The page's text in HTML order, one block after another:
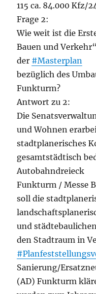
115 ca. 84.000 Kfz/
Frage 2:
Wie weit ist die
Bauen und
der #Masterplan
bezüglich des
Funkturm?
Antwort zu 2:
Die
und Wohnen
stadtplanerisches
gesamtstädtisch
Autobahndreieck
Funkturm / Messe
soll die
und
den Stadtraum in
Sanierung/
(AD) Funkturm